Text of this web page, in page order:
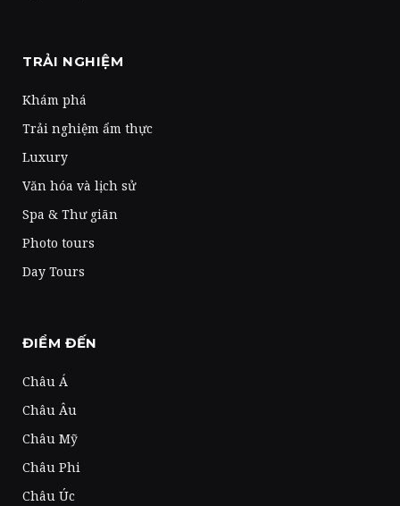
TRẢI NGHIỆM
Khám phá
Trải nghiệm ẩm thực
Luxury
Văn hóa và lịch sử
Spa & Thư giãn
Photo tours
Day Tours
ĐIỂM ĐẾN
Châu Á
Châu Âu
Châu Mỹ
Châu Phi
Châu Úc